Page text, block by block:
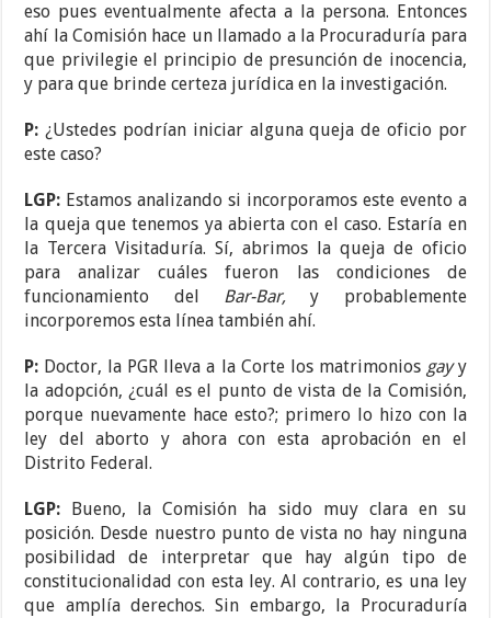
eso pues eventualmente afecta a la persona. Entonces
ahí la Comisión hace un llamado a la Procuraduría para
que privilegie el principio de presunción de inocencia,
y para que brinde certeza jurídica en la investigación.
P:¿Ustedes podrían iniciar alguna queja de oficio por
este caso?
LGP: Estamos analizando si incorporamos este evento a
la queja que tenemos ya abierta con el caso. Estaría en
la Tercera Visitaduría. Sí, abrimos la queja de oficio
para analizar cuáles fueron las condiciones de
funcionamiento del Bar-Bar,y probablemente
incorporemos esta línea también ahí.
P: Doctor, la PGR lleva a la Corte los matrimonios gayy
la adopción, ¿cuál es el punto de vista de la Comisión,
porque nuevamente hace esto?; primero lo hizo con la
ley del aborto y ahora con esta aprobación en el
Distrito Federal.
LGP:
Bueno, la Comisión ha sido muy clara en su
posición. Desde nuestro punto de vista no hay ninguna
posibilidad de interpretar que hay algún tipo de
constitucionalidad con esta ley. Al contrario, es una ley
que amplía derechos. Sin embargo, la Procuraduría